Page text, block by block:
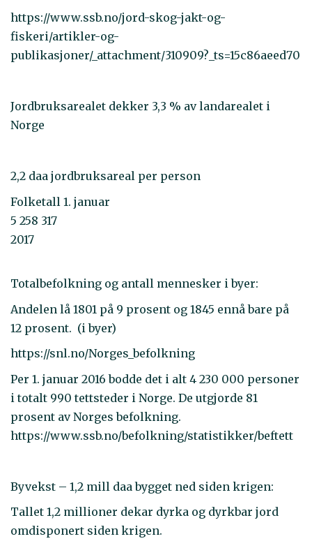
https://www.ssb.no/jord-skog-jakt-og-
fiskeri/artikler-og-
publikasjoner/_attachment/310909?_ts=15c86aeed70
Jordbruksarealet dekker 3,3 % av landarealet i
Norge
2,2 daa jordbruksareal per person
Folketall 1. januar
5 258 317
2017
Totalbefolkning og antall mennesker i byer:
Andelen lå 1801 på 9 prosent og 1845 ennå bare på
12 prosent. (i byer)
https://snl.no/Norges_befolkning
Per 1. januar 2016 bodde det i alt 4 230 000 personer
i totalt 990 tettsteder i Norge. De utgjorde 81
prosent av Norges befolkning.
https://www.ssb.no/befolkning/statistikker/beftett
Byvekst – 1,2 mill daa bygget ned siden krigen:
Tallet 1,2 millioner dekar dyrka og dyrkbar jord
omdisponert siden krigen.